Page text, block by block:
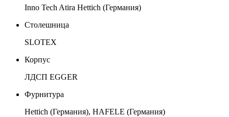
Inno Tech Atira Hettich (Германия)
Столешница
SLOTEX
Корпус
ЛДСП EGGER
Фурнитура
Hettich (Германия), HAFELE (Германия)